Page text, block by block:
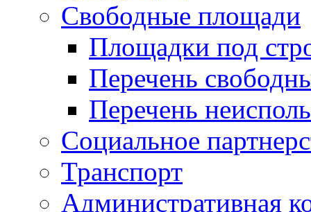
Свободные площади
Площадки под
Перечень
Перечень
Социальное
Транспорт
Административная